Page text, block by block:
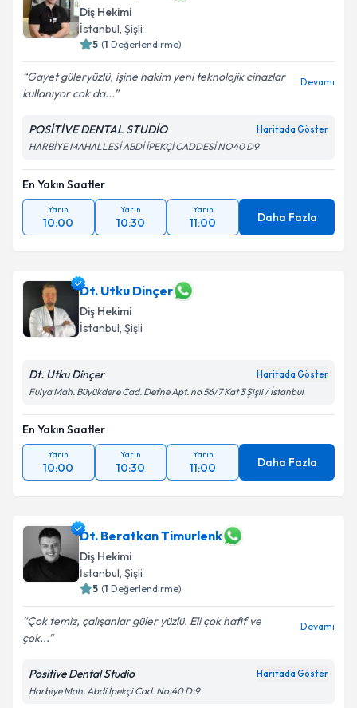
Diş Hekimi
İstanbul, Şişli
5 (1 Değerlendirme)
Gayet güleryüzlü, işine hakim yeni teknolojik cihazlar
kullanıyor cok da...
Devamı
POSİTİVE DENTAL STUDİO Haritada Göster
HARBİYE MAHALLESİ ABDİ İPEKÇİ CADDESİ NO40 D9
En Yakın Saatler
Yarın
10:00
Yarın
10:30
Yarın
11:00 Daha Fazla
Dt. Utku Dinçer
Diş Hekimi
İstanbul, Şişli
Dt. Utku Dinçer Haritada Göster
Fulya Mah. Büyükdere Cad. Defne Apt. no 56/7 Kat 3 Şişli / İstanbul
En Yakın Saatler
Yarın
10:00
Yarın
10:30
Yarın
11:00 Daha Fazla
Dt. Beratkan Timurlenk
Diş Hekimi
İstanbul, Şişli
5 (1 Değerlendirme)
Çok temiz, çalışanlar güler yüzlü. Eli çok hafif ve
çok...
Devamı
Positive Dental Studio Haritada Göster
Harbiye Mah. Abdi İpekçi Cad. No:40 D:9